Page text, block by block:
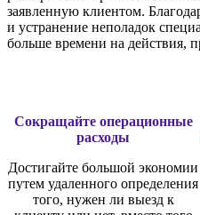
заявленную клиентом.
и устранение неполадок
больше времени на действия,
Сокращайте операционные
расходы
Достигайте большой экономии
путем удаленного определения
того, нужен ли выезд к